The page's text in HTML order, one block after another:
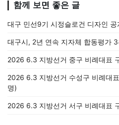
함께 보면 좋은 글
대구 민선9기 시정슬로건 디자인 공
대구시, 2년 연속 지자체 합동평가 3
2026 6.3 지방선거 중구 비례대표
2026 6.3 지방선거 수성구 비례대
명)
2026 6.3 지방선거 서구 비례대표